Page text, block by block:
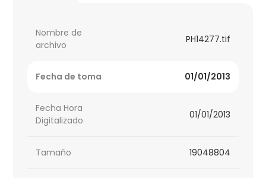
Nombre de
archivo
PH14277.tif
Fecha de toma 01/01/2013
Fecha Hora
Digitalizado
01/01/2013
Tamaño 19048804